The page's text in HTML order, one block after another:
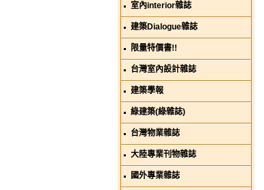
室內interior雜誌
建築Dialogue雜誌
限量特價書!!
台灣室內設計雜誌
建築學報
綠建築(綠雜誌)
台灣物業雜誌
大陸專業刊物雜誌
國外專業雜誌